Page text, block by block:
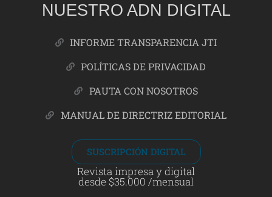
NUESTRO ADN DIGITAL
INFORME TRANSPARENCIA JTI
POLÍTICAS DE PRIVACIDAD
PAUTA CON NOSOTROS
MANUAL DE DIRECTRIZ EDITORIAL
SUSCRIPCIÓN DIGITAL
Revista impresa y digital
desde $35.000 /mensual